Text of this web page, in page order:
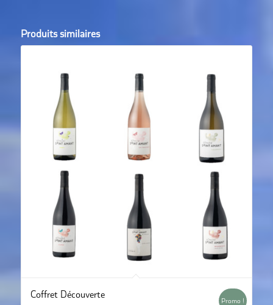
Produits similaires
Coffret Découverte
Promo !